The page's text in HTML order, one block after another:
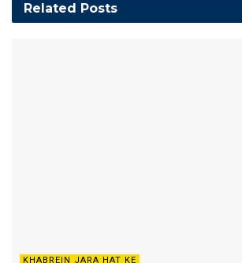
Related Posts
KHABREIN JARA HAT KE